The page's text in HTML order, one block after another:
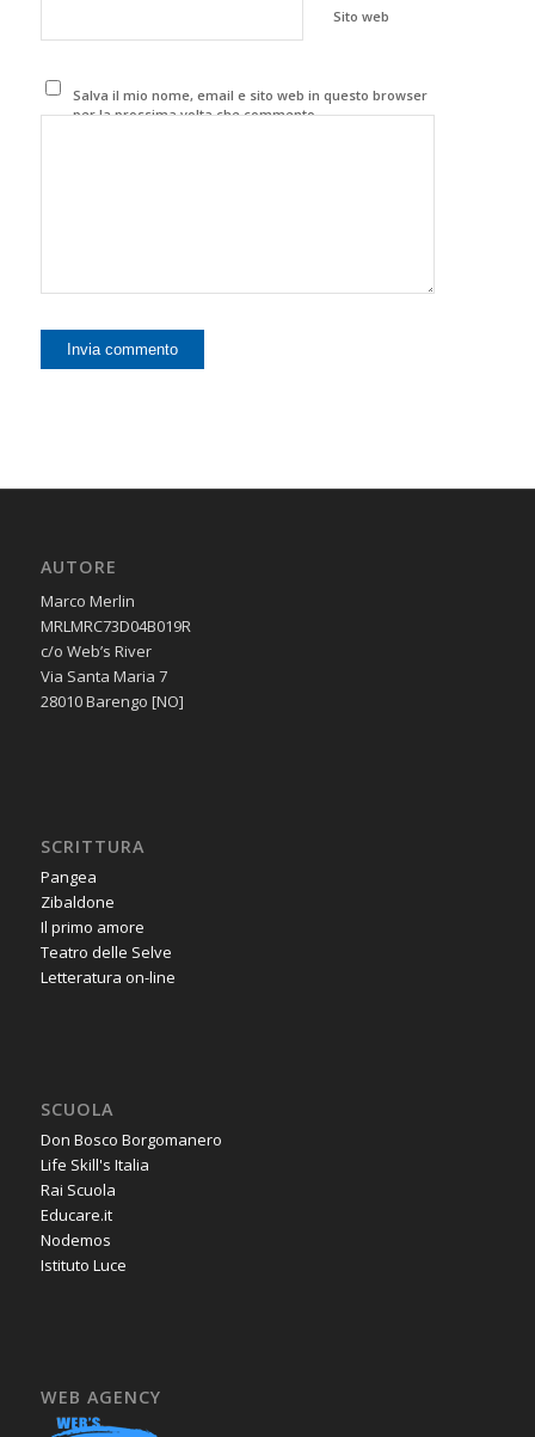
Sito web
Salva il mio nome, email e sito web in questo browser
per la prossima volta che commento.
AUTORE
Marco Merlin
MRLMRC73D04B019R
c/o Web’s River
Via Santa Maria 7
28010 Barengo [NO]
SCRITTURA
Pangea
Zibaldone
Il primo amore
Teatro delle Selve
Letteratura on-line
SCUOLA
Don Bosco Borgomanero
Life Skill's Italia
Rai Scuola
Educare.it
Nodemos
Istituto Luce
WEB AGENCY